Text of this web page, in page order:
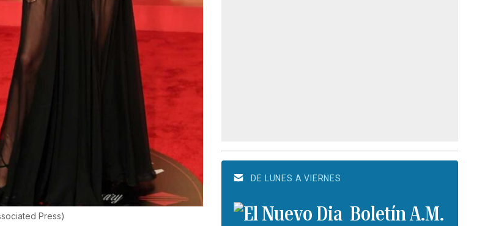
Press)
DE LUNES A VIERNES
Boletín A.M.